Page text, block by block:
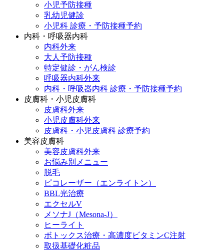
小児予防接種
乳幼児健診
小児科 診療・予防接種予約
内科・呼吸器内科
内科外来
大人予防接種
特定健診・がん検診
呼吸器内科外来
内科・呼吸器内科 診療・予防接種予約
皮膚科・小児皮膚科
皮膚科外来
小児皮膚科外来
皮膚科・小児皮膚科 診療予約
美容皮膚科
美容皮膚科外来
お悩み別メニュー
脱毛
ピコレーザー（エンライトン）
BBL光治療
エクセルV
メソナJ（Mesona-J）
ヒーライト
ボトックス治療・高濃度ビタミンC注射
取扱基礎化粧品